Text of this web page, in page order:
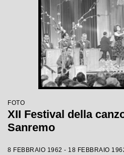
FOTO
XII Festival della
Sanremo
8 FEBBRAIO 1962 - 18 FEBBRAIO